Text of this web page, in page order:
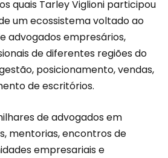
quais Tarley Viglioni participou
um ecossistema voltado ao
advogados empresários,
de diferentes regiões do
posicionamento, vendas,
de escritórios.
de advogados em
mentorias, encontros de
empresariais e